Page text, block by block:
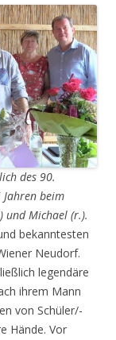
des 90.
Jahren beim
und Michael (r.).
bekanntesten
Neudorf.
legendäre
ihrem Mann
von Schüler/-
Hände. Vor